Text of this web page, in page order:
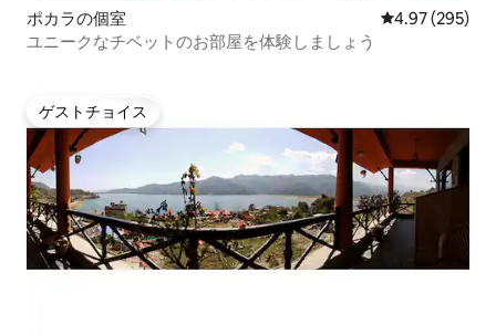
ポカラの個室 レビュー295
4.97 (295)
ユニークなチベットのお部屋を体験しましょう
ゲストチョイス
ゲストチョイス